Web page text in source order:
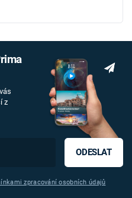
z
ODESLAT
zpracování osobních údajů